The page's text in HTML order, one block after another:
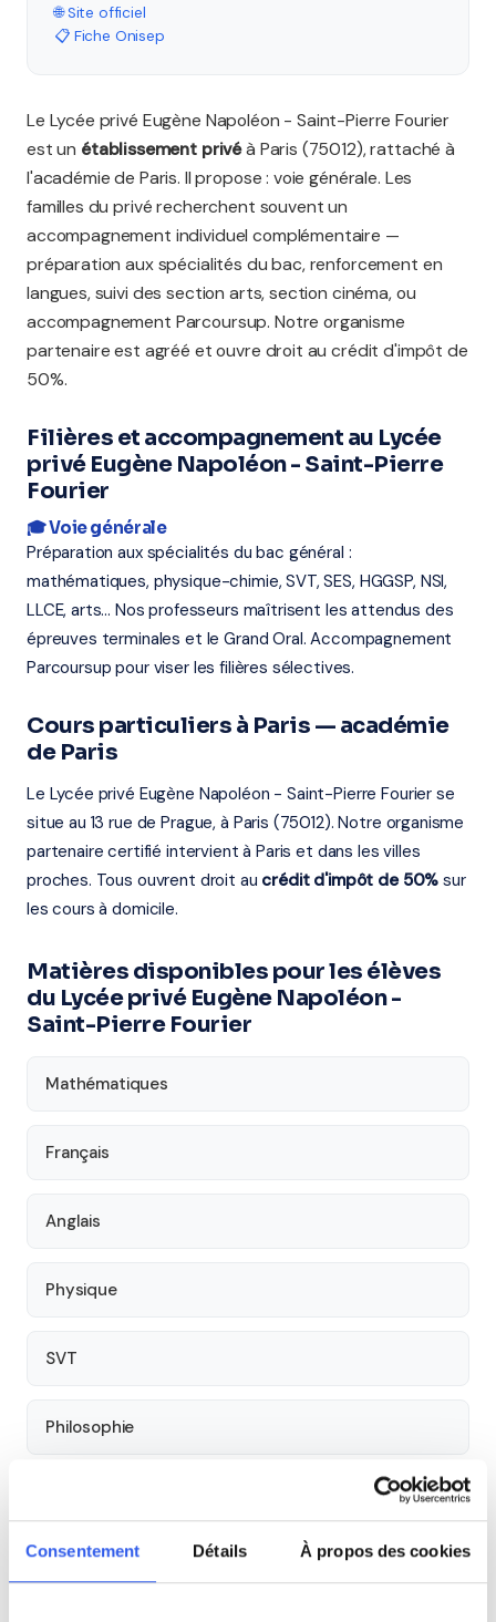
Consentement Détails À propos des cookies
🌐 Site officiel
📋 Fiche Onisep
Le Lycée privé Eugène Napoléon - Saint-Pierre Fourier
est un établissement privéà Paris (75012), rattaché à
l'académie de Paris. Il propose : voie générale. Les
familles du privé recherchent souvent un
accompagnement individuel complémentaire —
préparation aux spécialités du bac, renforcement en
langues, suivi des section arts, section cinéma, ou
accompagnement Parcoursup. Notre organisme
partenaire est agréé et ouvre droit au crédit d'impôt de
50%.
Filières et accompagnement au Lycée
privé Eugène Napoléon - Saint-Pierre
Fourier
🎓 Voie générale
Préparation aux spécialités du bac général :
mathématiques, physique-chimie, SVT, SES, HGGSP, NSI,
LLCE, arts... Nos professeurs maîtrisent les attendus des
épreuves terminales et le Grand Oral. Accompagnement
Parcoursup pour viser les filières sélectives.
Cours particuliers à Paris — académie
de Paris
Le Lycée privé Eugène Napoléon - Saint-Pierre Fourier se
situe au 13 rue de Prague, à Paris (75012). Notre organisme
partenaire certifié intervient à Paris et dans les villes
proches. Tous ouvrent droit au crédit d'impôt de 50% sur
les cours à domicile.
Matières disponibles pour les élèves
du Lycée privé Eugène Napoléon -
Saint-Pierre Fourier
Mathématiques
Français
Anglais
Physique
SVT
Philosophie
Économie